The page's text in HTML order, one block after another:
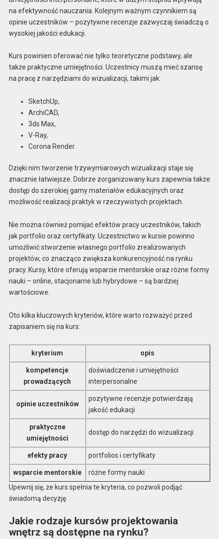
na efektywność nauczania. Kolejnym ważnym czynnikiem są
opinie uczestników – pozytywne recenzje zazwyczaj świadczą o
wysokiej jakości edukacji.
Kurs powinien oferować nie tylko teoretyczne podstawy, ale
także praktyczne umiejętności. Uczestnicy muszą mieć szansę
na pracę z narzędziami do wizualizacji, takimi jak:
SketchUp,
ArchiCAD,
3ds Max,
V-Ray,
Corona Render.
Dzięki nim tworzenie trzywymiarowych wizualizacji staje się
znacznie łatwiejsze. Dobrze zorganizowany kurs zapewnia także
dostęp do szerokiej gamy materiałów edukacyjnych oraz
możliwość realizacji praktyk w rzeczywistych projektach.
Nie można również pomijać efektów pracy uczestników, takich
jak portfolio oraz certyfikaty. Uczestnictwo w kursie powinno
umożliwić stworzenie własnego portfolio zrealizowanych
projektów, co znacząco zwiększa konkurencyjność na rynku
pracy. Kursy, które oferują wsparcie mentorskie oraz różne formy
nauki – online, stacjonarne lub hybrydowe – są bardziej
wartościowe.
Oto kilka kluczowych kryteriów, które warto rozważyć przed
zapisaniem się na kurs:
kryterium opis
kompetencje
prowadzących
doświadczenie i umiejętności
interpersonalne
opinie uczestników
pozytywne recenzje potwierdzają
jakość edukacji
praktyczne
umiejętności
dostęp do narzędzi do wizualizacji
efekty pracy portfolios i certyfikaty
wsparcie mentorskie
różne formy nauki
Upewnij się, że kurs spełnia te kryteria, co pozwoli podjąć
świadomą decyzję.
Jakie rodzaje kursów projektowania
wnętrz są dostępne na rynku?